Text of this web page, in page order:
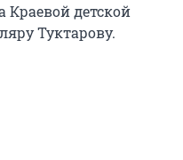
Краевой детской
Туктарову.